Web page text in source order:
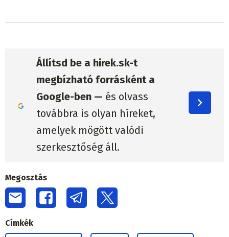
Állítsd be a hirek.sk-t
megbízható forrásként a
Google-ben — és olvass
továbbra is olyan híreket,
amelyek mögött valódi
szerkesztőség áll.
Megosztás
Címkék